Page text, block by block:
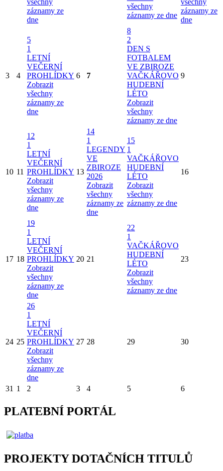
všechny
záznamy ze
dne
všechny
záznamy ze dne
všechny
záznamy ze
dne
3 4
5
1
LETNÍ
VEČERNÍ
PROHLÍDKY
Zobrazit
všechny
záznamy ze
dne
6 7
8
2
DEN S
FOTBALEM
VE ZBIROZE
VAČKÁŘOVO
HUDEBNÍ
LÉTO
Zobrazit
všechny
záznamy ze dne
9
10 11
12
1
LETNÍ
VEČERNÍ
PROHLÍDKY
Zobrazit
všechny
záznamy ze
dne
13
14
1
LEGENDY
VE
ZBIROZE
2026
Zobrazit
všechny
záznamy ze
dne
15
1
VAČKÁŘOVO
HUDEBNÍ
LÉTO
Zobrazit
všechny
záznamy ze dne
16
17 18
19
1
LETNÍ
VEČERNÍ
PROHLÍDKY
Zobrazit
všechny
záznamy ze
dne
20 21
22
1
VAČKÁŘOVO
HUDEBNÍ
LÉTO
Zobrazit
všechny
záznamy ze dne
23
24 25
26
1
LETNÍ
VEČERNÍ
PROHLÍDKY
Zobrazit
všechny
záznamy ze
dne
27 28 29 30
31 1 2 3 4 5 6
PLATEBNÍ PORTÁL
PROJEKTY DOTAČNÍCH TITULŮ